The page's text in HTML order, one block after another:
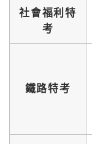
社會福利特
考
鐵路特考